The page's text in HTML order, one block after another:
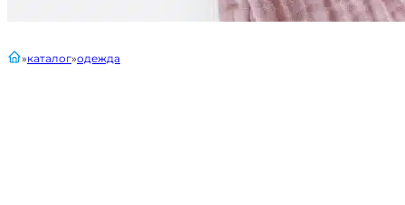
главнаякаталог одежда